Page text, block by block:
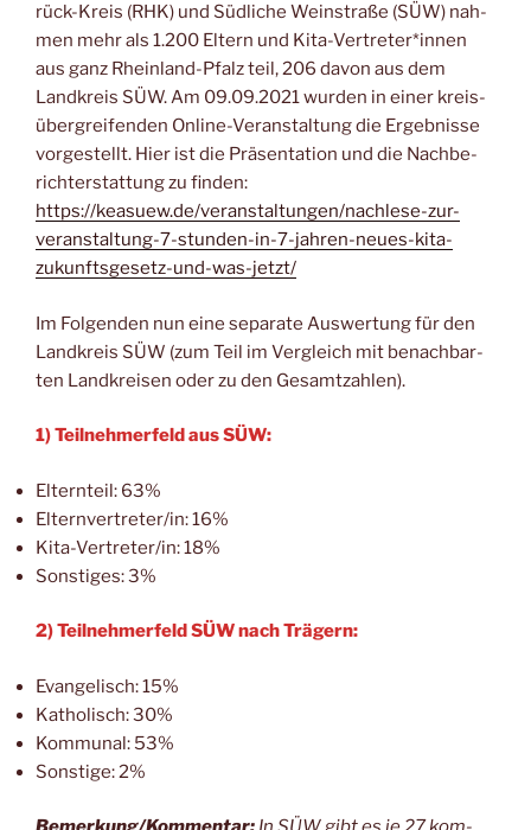
rück-Kreis (RHK) und Süd­li­che Wein­stra­ße (SÜW) nah­
men mehr als 1.200 Eltern und Kita-Vertreter*innen
aus ganz Rhein­land-Pfalz teil, 206 davon aus dem
Land­kreis SÜW. Am 09.09.2021 wur­den in einer kreis­
über­grei­fen­den Online-Ver­an­stal­tung die Ergeb­nis­se
vor­ge­stellt. Hier ist die Prä­sen­ta­ti­on und die Nach­be­
richt­erstat­tung zu fin­den:
https://keasuew.de/veranstaltungen/nachlese-zur-
veranstaltung-7-stunden-in-7-jahren-neues-kita-
zukunftsgesetz-und-was-jetzt/
Im Fol­gen­den nun eine sepa­ra­te Aus­wer­tung für den
Land­kreis SÜW (zum Teil im Ver­gleich mit benach­bar­
ten Land­krei­sen oder zu den Gesamtzahlen).
1) Teil­neh­mer­feld aus SÜW:
Eltern­teil: 63%
Elternvertreter/in: 16%
Kita-Ver­tre­ter/in: 18%
Sons­ti­ges: 3%
2) Teil­neh­mer­feld SÜW nach Trägern:
Evan­ge­lisch: 15%
Katho­lisch: 30%
Kom­mu­nal: 53%
Sons­ti­ge: 2%